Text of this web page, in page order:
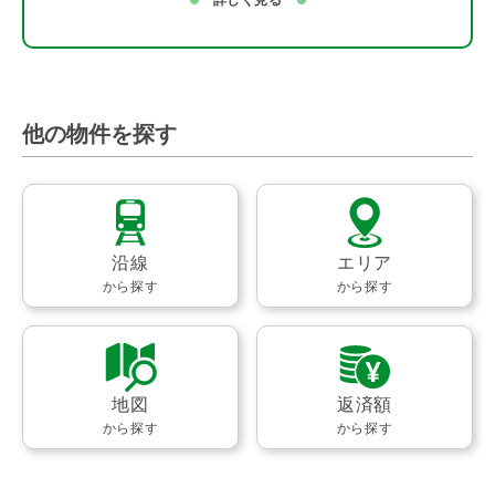
他の物件を探す
沿線
から探す
エリア
から探す
地図
から探す
返済額
から探す